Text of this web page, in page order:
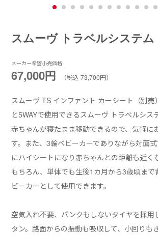
スムーヴ トラベルシステム
メーカー希望小売価格
67,000円 （税込 73,700円）
スムーヴ TS インファント カーシート（別売
と5WAYで使用できるスムーヴ トラベルシス
赤ちゃんが寝たまま移動できるので、気軽に
す。また、3輪ベビーカーでありながら対面
にハイシートになり赤ちゃんとの距離も近く
もちろん、単体でも生後1カ月から3歳頃まで
ビーカーとして使用できます。
空気入れ不要、パンクもしないタイヤを採用
タン。路面からの振動も吸収して、小回りも